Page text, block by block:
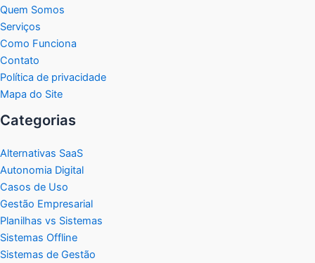
Quem Somos
Serviços
Como Funciona
Contato
Política de privacidade
Mapa do Site
Categorias
Alternativas SaaS
Autonomia Digital
Casos de Uso
Gestão Empresarial
Planilhas vs Sistemas
Sistemas Offline
Sistemas de Gestão